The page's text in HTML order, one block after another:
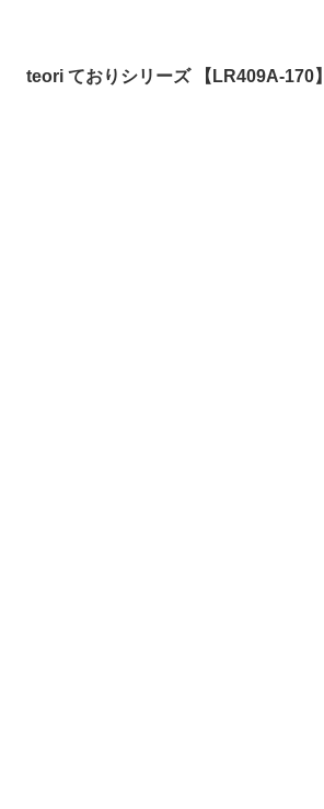
teori ておりシリーズ 【LR409A-170】